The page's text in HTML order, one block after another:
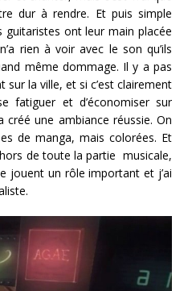
dur à rendre. Et puis simple
ont leur main placée
rien à voir avec le son qu’ils
même dommage. Il y a pas
la ville, et si c’est clairement
fatiguer et d’économiser sur
créé une ambiance réussie. On
de manga, mais colorées. Et
de toute la partie musicale,
jouent un rôle important et j’ai